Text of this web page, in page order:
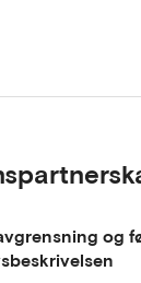
og i
der
og